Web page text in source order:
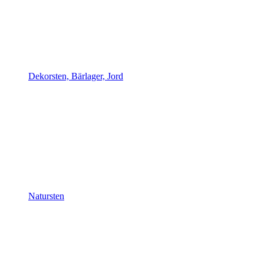
Dekorsten, Bärlager, Jord
Natursten